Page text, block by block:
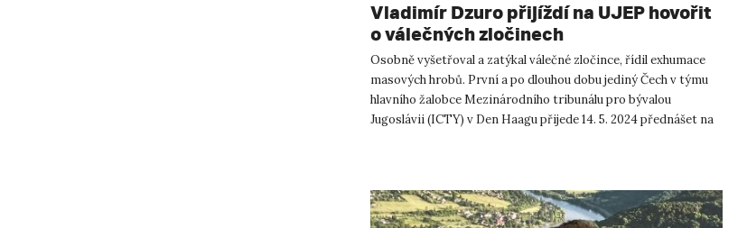
Vladimír Dzuro přijíždí na UJEP hovořit
o válečných zločinech
Osobně vyšetřoval a zatýkal válečné zločince, řídil exhumace
masových hrobů. První a po dlouhou dobu jediný Čech v týmu
hlavního žalobce Mezinárodního tribunálu pro bývalou
Jugoslávii (ICTY) v Den Haagu přijede 14. 5. 2024 přednášet na